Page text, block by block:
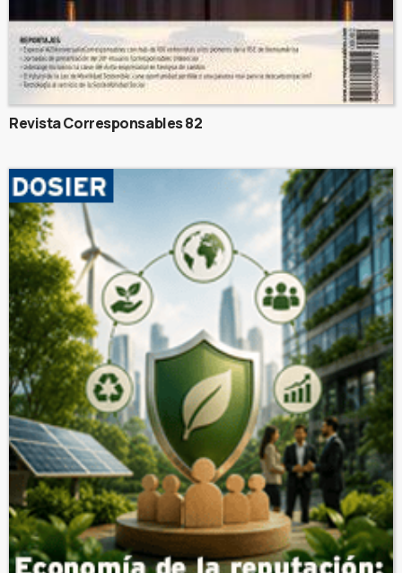
Revista Corresponsables 82